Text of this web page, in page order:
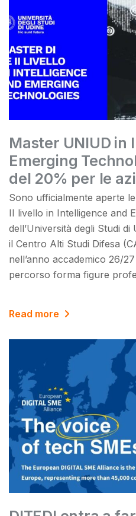
Master UNIUD in
Emerging
del 20% per le
Sono ufficialmente aperte
II livello in Intelligence and
dell’Università degli Studi
il Centro Alti Studi Difesa
nell’anno accademico 26/
percorso forma figure
Read more